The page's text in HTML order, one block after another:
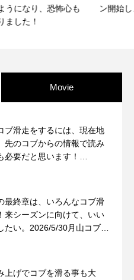
ン開始します！！
Movie
ブ滑走をするには、現在地
先のコブからの情報で読み
必要だと思います！
最終章は、いろんなコブ滑
来シーズンに向けて、いい
たい。2026/5/30月山コブレ
上げでコブを滑る事も大